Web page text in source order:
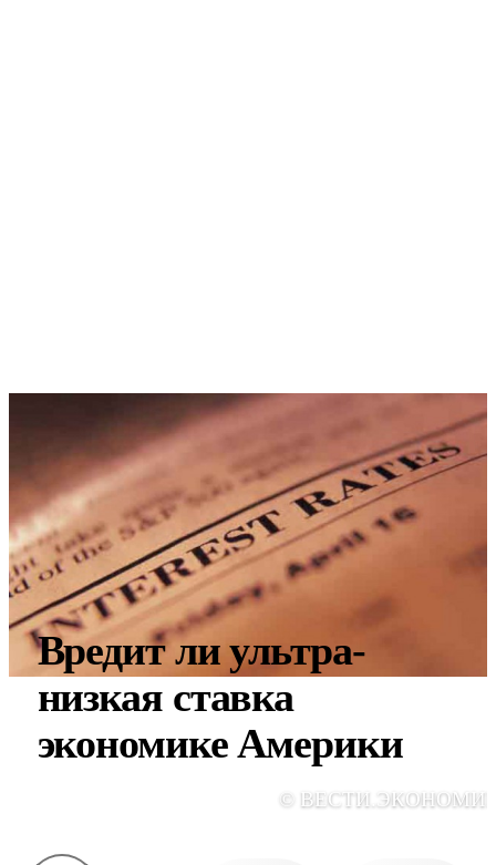
Вредит ли ультра-
низкая ставка
экономике Америки
©